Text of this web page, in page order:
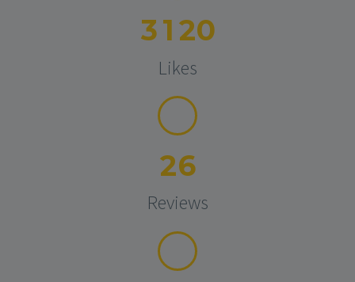
31 20
Likes
26
Reviews